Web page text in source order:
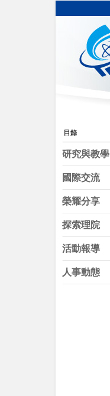
研究與教學
國際交流
榮耀分享
探索理院
活動報導
人事動態